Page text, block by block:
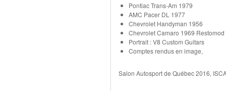
Pontiac Trans-Am 1979
AMC Pacer DL 1977
Chevrolet Handyman 1956
Chevrolet Camaro 1969 Restomod
Portrait : V8 Custom Guitars
Comptes rendus en image,
Salon Autosport de Québec 2016,